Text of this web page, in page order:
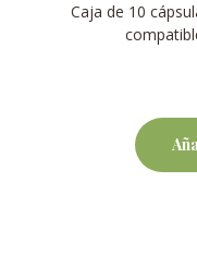
Caja de 10